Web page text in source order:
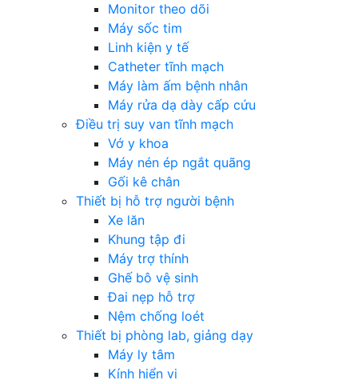
Monitor theo dõi
Máy sốc tim
Linh kiện y tế
Catheter tĩnh mạch
Máy làm ấm bệnh nhân
Máy rửa dạ dày cấp cứu
Điều trị suy van tĩnh mạch
Vớ y khoa
Máy nén ép ngắt quãng
Gối kê chân
Thiết bị hỗ trợ người bệnh
Xe lăn
Khung tập đi
Máy trợ thính
Ghế bô vệ sinh
Đai nẹp hỗ trợ
Nệm chống loét
Thiết bị phòng lab, giảng dạy
Máy ly tâm
Kính hiển vi